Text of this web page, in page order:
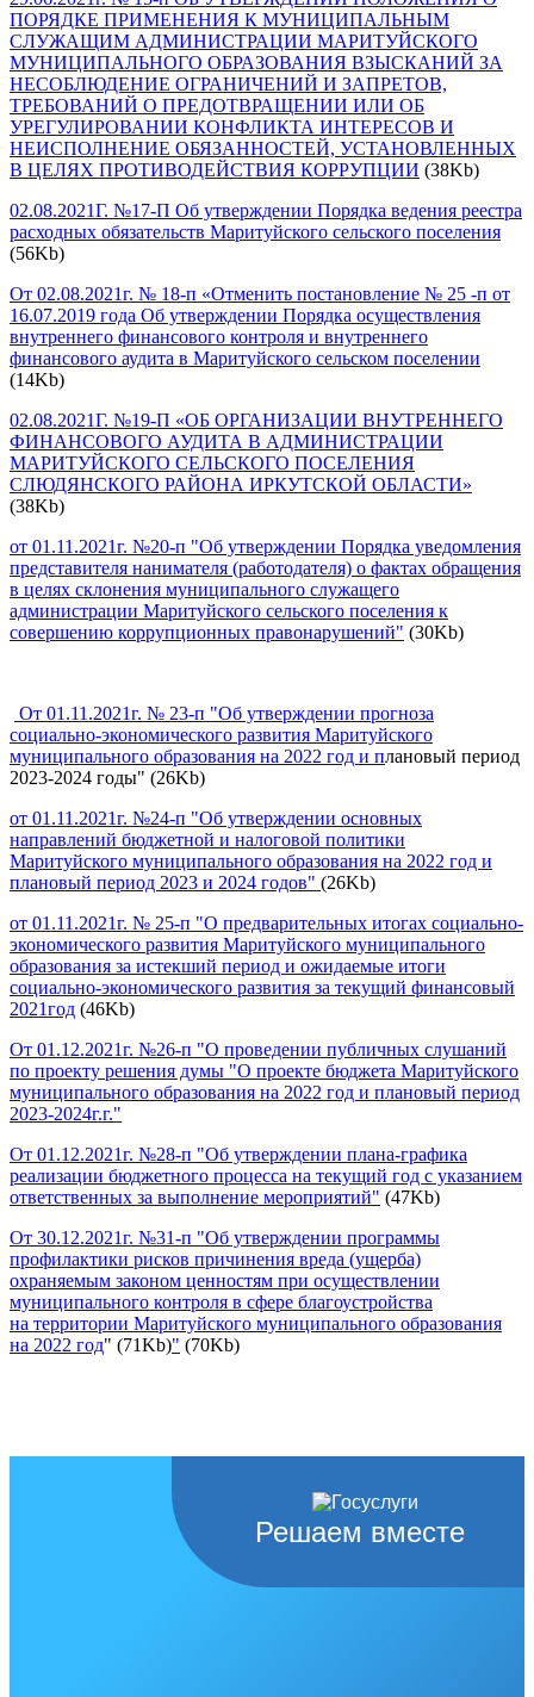
ПОРЯДКЕ ПРИМЕНЕНИЯ К МУНИЦИПАЛЬНЫМ
СЛУЖАЩИМ АДМИНИСТРАЦИИ МАРИТУЙСКОГО
МУНИЦИПАЛЬНОГО ОБРАЗОВАНИЯ ВЗЫСКАНИЙ ЗА
НЕСОБЛЮДЕНИЕ ОГРАНИЧЕНИЙ И ЗАПРЕТОВ,
ТРЕБОВАНИЙ О ПРЕДОТВРАЩЕНИИ ИЛИ ОБ
УРЕГУЛИРОВАНИИ КОНФЛИКТА ИНТЕРЕСОВ И
НЕИСПОЛНЕНИЕ ОБЯЗАННОСТЕЙ, УСТАНОВЛЕННЫХ
В ЦЕЛЯХ ПРОТИВОДЕЙСТВИЯ КОРРУПЦИИ (38Kb)
02.08.2021Г. №17-П Об утверждении Порядка ведения реестра
расходных обязательств Маритуйского сельского поселения
(56Kb)
От 02.08.2021г. № 18-п «Отменить постановление № 25 -п от
16.07.2019 года Об утверждении Порядка осуществления
внутреннего финансового контроля и внутреннего
финансового аудита в Маритуйского сельском поселении
(14Kb)
02.08.2021Г. №19-П «ОБ ОРГАНИЗАЦИИ ВНУТРЕННЕГО
ФИНАНСОВОГО АУДИТА В АДМИНИСТРАЦИИ
МАРИТУЙСКОГО СЕЛЬСКОГО ПОСЕЛЕНИЯ
СЛЮДЯНСКОГО РАЙОНА ИРКУТСКОЙ ОБЛАСТИ»
(38Kb)
от 01.11.2021г. №20-п "Об утверждении Порядка уведомления
представителя нанимателя (работодателя) о фактах обращения
в целях склонения муниципального служащего
администрации Маритуйского сельского поселения к
совершению коррупционных правонарушений" (30Kb)
От 01.11.2021г. № 23-п "Об утверждении прогноза
социально-экономического развития Маритуйского
муниципального образования на 2022 год и плановый период
2023-2024 годы" (26Kb)
от 01.11.2021г. №24-п "Об утверждении основных
направлений бюджетной и налоговой политики
Маритуйского муниципального образования на 2022 год и
плановый период 2023 и 2024 годов" (26Kb)
от 01.11.2021г. № 25-п "О предварительных итогах социально-
экономического развития Маритуйского муниципального
образования за истекший период и ожидаемые итоги
социально-экономического развития за текущий финансовый
2021год (46Kb)
От 01.12.2021г. №26-п "О проведении публичных слушаний
по проекту решения думы "О проекте бюджета Маритуйского
муниципального образования на 2022 год и плановый период
2023-2024г.г."
От 01.12.2021г. №28-п "Об утверждении плана-графика
реализации бюджетного процесса на текущий год с указанием
ответственных за выполнение мероприятий" (47Kb)
От 30.12.2021г. №31-п "Об утверждении программы
профилактики рисков причинения вреда (ущерба)
охраняемым законом ценностям при осуществлении
муниципального контроля в сфере благоустройства
на территории Маритуйского муниципального образования
на 2022 год" (71Kb)" (70Kb)
Решаем вместе